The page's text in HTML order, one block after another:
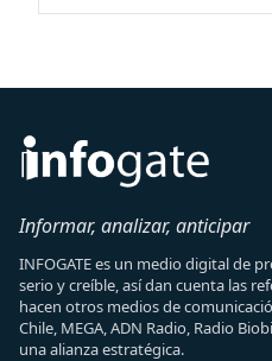
Informar, analizar, anticipar
INFOGATE es un medio digital de
serio y creíble, así dan cuenta las
hacen otros medios de
Chile, MEGA, ADN Radio, Radio
una alianza estratégica.